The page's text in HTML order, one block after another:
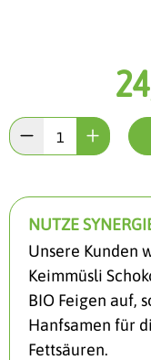
NUTZE
Unsere Kunden
Keimmüsli
BIO Feigen auf,
Hanfsamen für
Fettsäuren.